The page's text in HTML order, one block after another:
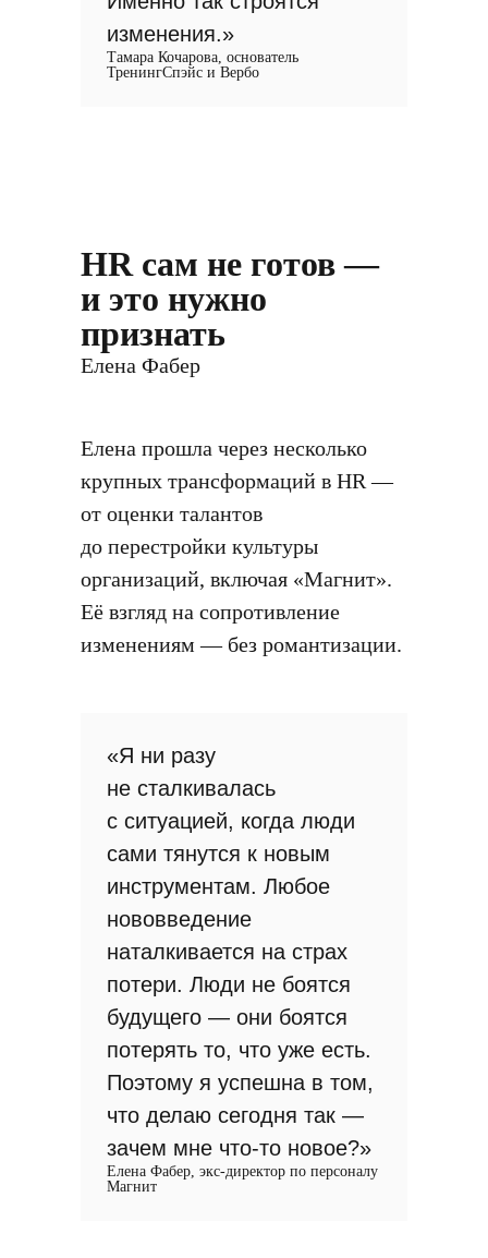
изменения.»
Тамара Кочарова, основатель
ТренингСпэйс и Вербо
HR сам не готов —
и это нужно
признать
Елена Фабер
Елена прошла через несколько
крупных трансформаций в HR —
от оценки талантов
до перестройки культуры
организаций, включая «Магнит».
Её взгляд на сопротивление
изменениям — без романтизации.
«Я ни разу
не сталкивалась
с ситуацией, когда люди
сами тянутся к новым
инструментам. Любое
нововведение
наталкивается на страх
потери. Люди не боятся
будущего — они боятся
потерять то, что уже есть.
Поэтому я успешна в том,
что делаю сегодня так —
зачем мне что-то новое?»
Елена Фабер, экс-директор по персоналу
Магнит